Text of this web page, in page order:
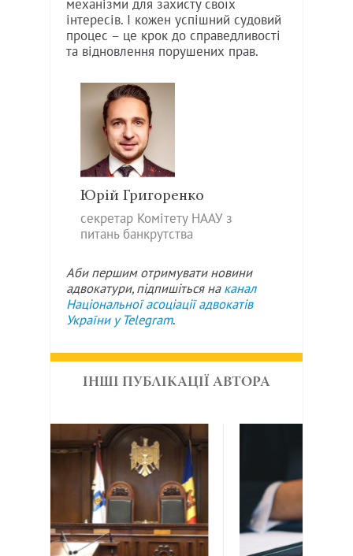
механізми для захисту своїх
інтересів. І кожен успішний судовий
процес – це крок до справедливості
та відновлення порушених прав.
Юрій Григоренко
секретар Комітету НААУ з
питань банкрутства
Аби першим отримувати новини
адвокатури, підпишіться на канал
Національної асоціації адвокатів
України у Telegram.
ІНШІ ПУБЛІКАЦІЇ АВТОРА